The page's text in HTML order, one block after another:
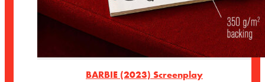
BARBIE (2023) Screenplay